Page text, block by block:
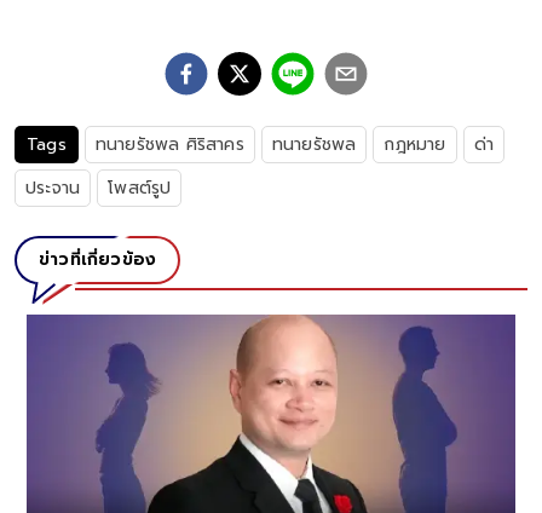
Tags ทนายรัชพล ศิริสาคร ทนายรัชพล กฎหมาย
ด่า
ประจาน
โพสต์รูป
ข่าวที่เกี่ยวข้อง